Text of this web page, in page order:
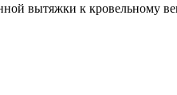
вытяжки к кровельному